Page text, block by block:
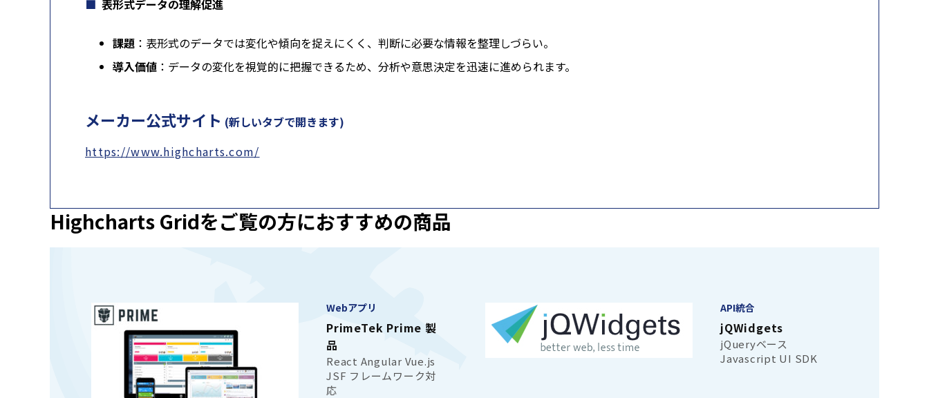
表形式データの理解促進
課題 ：表形式のデータでは変化や傾向を捉えにくく、判断に必要な情報を整理しづらい。
導入価値 ：データの変化を視覚的に把握できるため、分析や意思決定を迅速に進められます。
メーカー公式サイト (新しいタブで開きます)
https://www.highcharts.com/
Highcharts Gridをご覧の方におすすめの商品
Webアプリ
PrimeTek Prime 製
品
React Angular Vue.js
JSF フレームワーク対
応
API統合
jQWidgets
jQueryベース
Javascript UI SDK